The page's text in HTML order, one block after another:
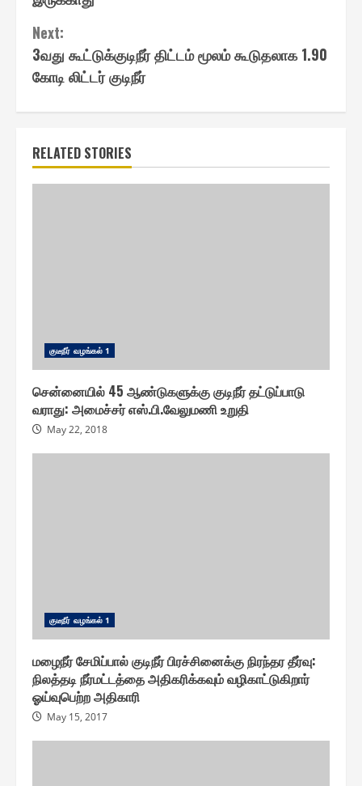
Next:
3வது கூட்டுக்குடிநீர் திட்டம் மூலம் கூடுதலாக 1.90
கோடி லிட்டர் குடிநீர்
RELATED STORIES
குடீநீர் வழங்௧ல் 1
சென்னையில் 45 ஆண்டுகளுக்கு குடிநீர் தட்டுப்பாடு
வராது: அமைச்சர் எஸ்.பி.வேலுமணி உறுதி
May 22, 2018
குடீநீர் வழங்௧ல் 1
மழைநீர் சேமிப்பால் குடிநீர் பிரச்சினைக்கு நிரந்தர தீர்வு:
நிலத்தடி நீர்மட்டத்தை அதிகரிக்கவும் வழிகாட்டுகிறார்
ஓய்வுபெற்ற அதிகாரி
May 15, 2017